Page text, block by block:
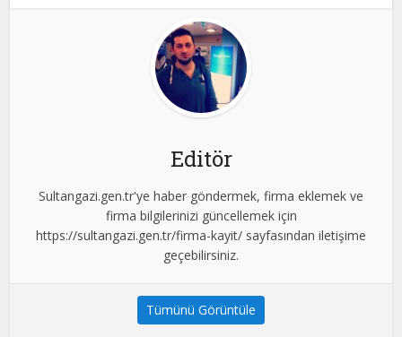
Editör
Sultangazi.gen.tr'ye haber göndermek, firma eklemek ve
firma bilgilerinizi güncellemek için
https://sultangazi.gen.tr/firma-kayit/ sayfasından iletişime
geçebilirsiniz.
Tümünü Görüntüle